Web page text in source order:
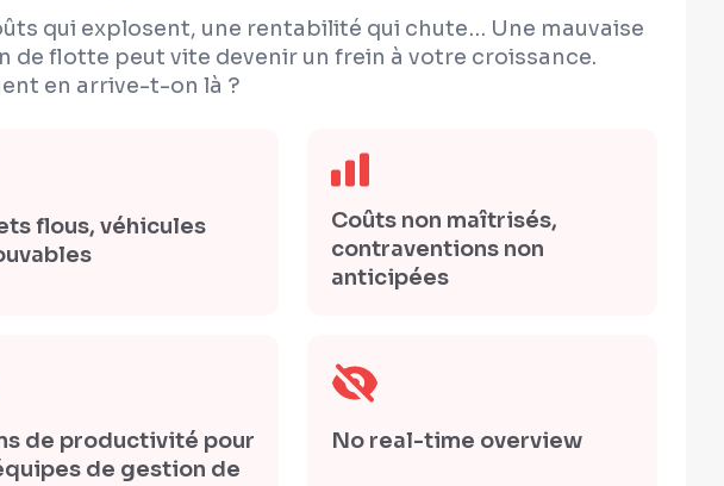
qui explosent, une rentabilité qui chute… Une mauvaise
de flotte peut vite devenir un frein à votre croissance.
en arrive-t-on là ?
flous, véhicules
Coûts non maîtrisés,
contraventions non
anticipées
de productivité pour
de gestion de
No real-time overview